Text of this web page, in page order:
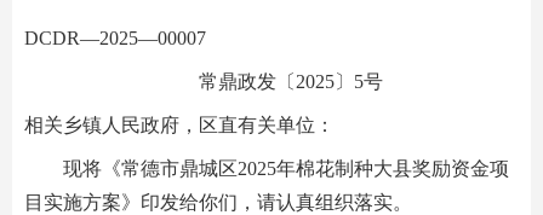
DCDR—2025—00007
常鼎政发〔2025〕5号
相关乡镇人民政府，区直有关单位：
现将《常德市鼎城区2025年棉花制种大县奖励资金项
目实施方案》印发给你们，请认真组织落实。